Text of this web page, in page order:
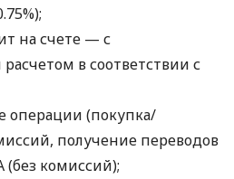
на счете — с
в соответствии с
операции (покупка/
получение переводов
(без комиссий);